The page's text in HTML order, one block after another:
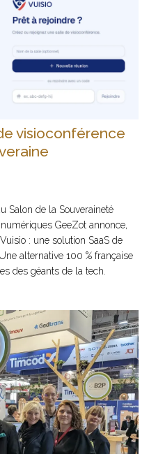
visioconférence
Salon de la Souveraineté
GeeZot annonce,
: une solution SaaS de
alternative 100 % française
des géants de la tech.